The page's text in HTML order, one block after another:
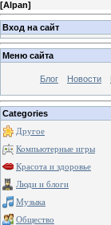
[Alpan]
Вход на сайт
Меню сайта
Блог Новости
Categories
Другое
Компьютерные игры
Красота и здоровье
Люди и блоги
Музыка
Общество